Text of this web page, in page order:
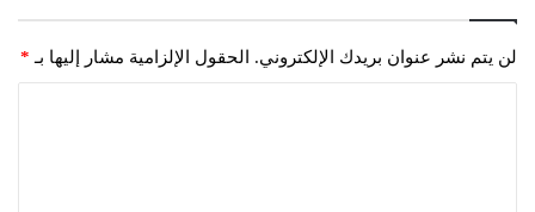
لن يتم نشر عنوان بريدك الإلكتروني. الحقول الإلزامية مشار إليها بـ *